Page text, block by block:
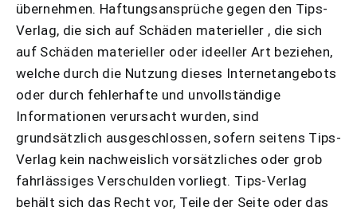
übernehmen. Haftungsansprüche gegen den Tips-
Verlag, die sich auf Schäden materieller , die sich
auf Schäden materieller oder ideeller Art beziehen,
welche durch die Nutzung dieses Internetangebots
oder durch fehlerhafte und unvollständige
Informationen verursacht wurden, sind
grundsätzlich ausgeschlossen, sofern seitens Tips-
Verlag kein nachweislich vorsätzliches oder grob
fahrlässiges Verschulden vorliegt. Tips-Verlag
behält sich das Recht vor, Teile der Seite oder das